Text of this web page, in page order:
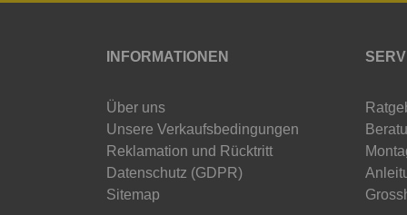
INFORMATIONEN
Über uns
Unsere Verkaufsbedingungen
Reklamation und Rücktritt
Datenschutz (GDPR)
Sitemap